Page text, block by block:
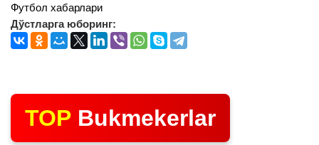
Футбол хабарлари
Дўстларга юборинг:
TOP Bukmekerlar